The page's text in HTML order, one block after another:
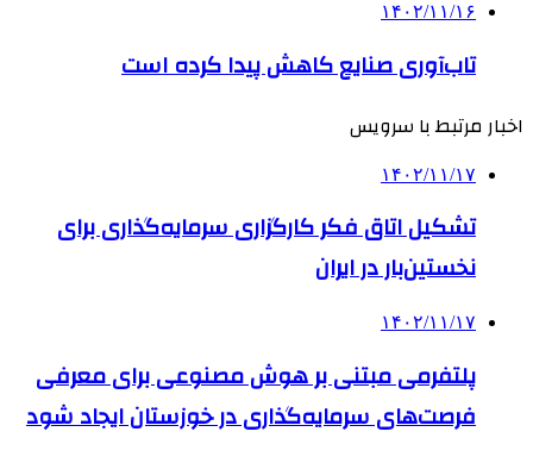
۱۴۰۲/۱۱/۱۶
تاب‌آوری صنایع کاهش پیدا کرده است
اخبار مرتبط با سرویس
۱۴۰۲/۱۱/۱۷
تشکیل اتاق فکر کارگزاری سرمایه‌گذاری برای
نخستین‌بار در ایران
۱۴۰۲/۱۱/۱۷
پلتفرمی مبتنی بر هوش مصنوعی برای معرفی
فرصت‌های سرمایه‌گذاری در خوزستان ایجاد شود